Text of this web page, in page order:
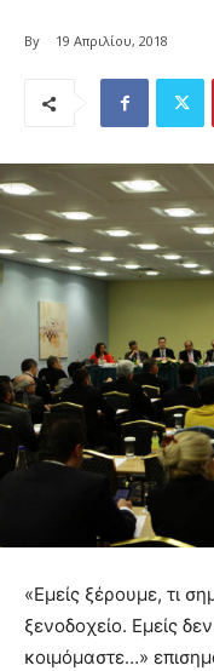
By 19 Απριλίου, 2018
«Εμείς ξέρουμε, τι
ξενοδοχείο. Εμείς
κοιμόμαστε…»